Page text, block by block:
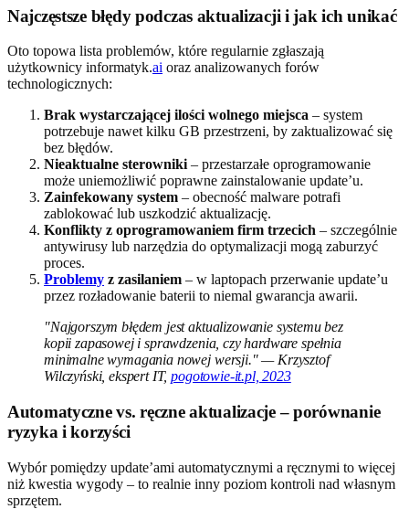
Najczęstsze błędy podczas aktualizacji i jak ich unikać
Oto topowa lista problemów, które regularnie zgłaszają
użytkownicy informatyk.ai oraz analizowanych forów
technologicznych:
Brak wystarczającej ilości wolnego miejsca – system
potrzebuje nawet kilku GB przestrzeni, by zaktualizować się
bez błędów.
Nieaktualne sterowniki – przestarzałe oprogramowanie
może uniemożliwić poprawne zainstalowanie update’u.
Zainfekowany system – obecność malware potrafi
zablokować lub uszkodzić aktualizację.
Konflikty z oprogramowaniem firm trzecich – szczególnie
antywirusy lub narzędzia do optymalizacji mogą zaburzyć
proces.
Problemy z zasilaniem – w laptopach przerwanie update’u
przez rozładowanie baterii to niemal gwarancja awarii.
"Najgorszym błędem jest aktualizowanie systemu bez
kopii zapasowej i sprawdzenia, czy hardware spełnia
minimalne wymagania nowej wersji." — Krzysztof
Wilczyński, ekspert IT,pogotowie-it.pl, 2023
Automatyczne vs. ręczne aktualizacje – porównanie
ryzyka i korzyści
Wybór pomiędzy update’ami automatycznymi a ręcznymi to więcej
niż kwestia wygody – to realnie inny poziom kontroli nad własnym
sprzętem.